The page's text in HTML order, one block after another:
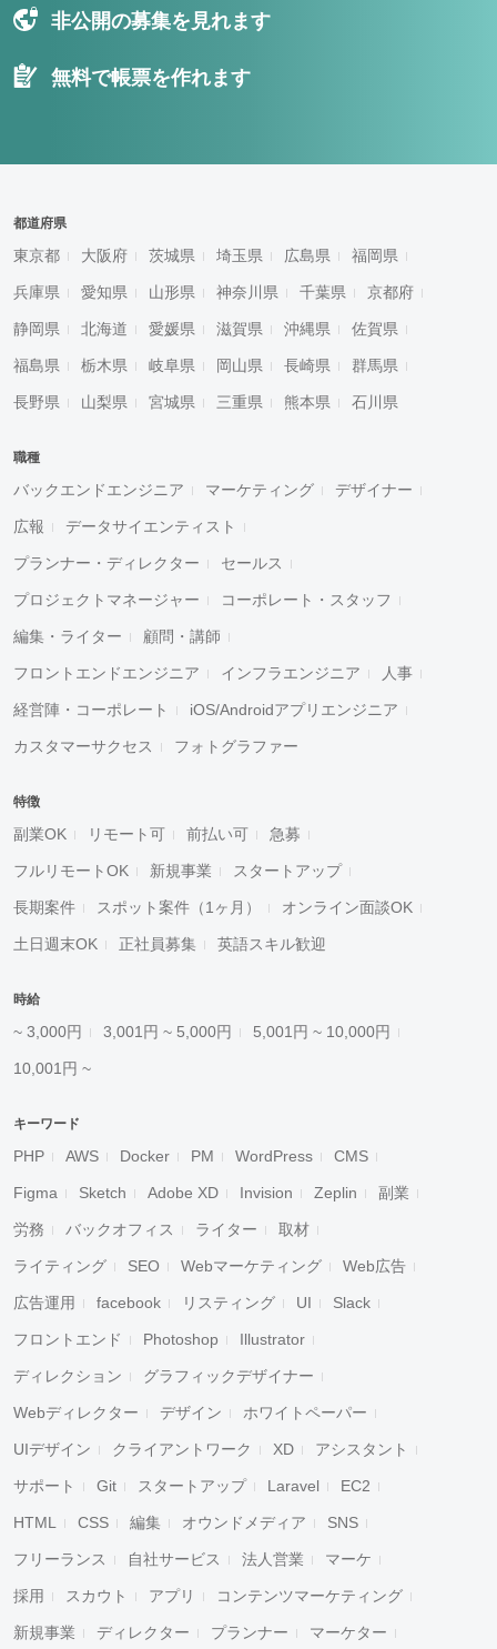
非公開の募集を見れます
無料で帳票を作れます
都道府県
東京都 大阪府 茨城県 埼玉県 広島県 福岡県
兵庫県 愛知県 山形県 神奈川県 千葉県 京都府
静岡県 北海道 愛媛県 滋賀県 沖縄県 佐賀県
福島県 栃木県 岐阜県 岡山県 長崎県 群馬県
長野県 山梨県 宮城県 三重県 熊本県 石川県
職種
バックエンドエンジニア マーケティング デザイナー
広報 データサイエンティスト
プランナー・ディレクター セールス
プロジェクトマネージャー コーポレート・スタッフ
編集・ライター 顧問・講師
フロントエンドエンジニア インフラエンジニア 人事
経営陣・コーポレート iOS/Androidアプリエンジニア
カスタマーサクセス フォトグラファー
特徴
副業OK リモート可 前払い可 急募
フルリモートOK 新規事業 スタートアップ
長期案件 スポット案件（1ヶ月） オンライン面談OK
土日週末OK 正社員募集 英語スキル歓迎
時給
~ 3,000円 3,001円 ~ 5,000円 5,001円 ~ 10,000円
10,001円 ~
キーワード
PHP AWS Docker PM WordPress CMS
Figma Sketch Adobe XD Invision Zeplin 副業
労務 バックオフィス ライター 取材
ライティング SEO Webマーケティング Web広告
広告運用 facebook リスティング UI Slack
フロントエンド Photoshop Illustrator
ディレクション グラフィックデザイナー
Webディレクター デザイン ホワイトペーパー
UIデザイン クライアントワーク XD アシスタント
サポート Git スタートアップ Laravel EC2
HTML CSS 編集 オウンドメディア SNS
フリーランス 自社サービス 法人営業 マーケ
採用 スカウト アプリ コンテンツマーケティング
新規事業 ディレクター プランナー マーケター